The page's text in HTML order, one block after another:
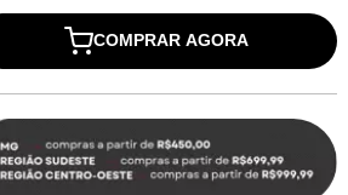
COMPRAR AGORA